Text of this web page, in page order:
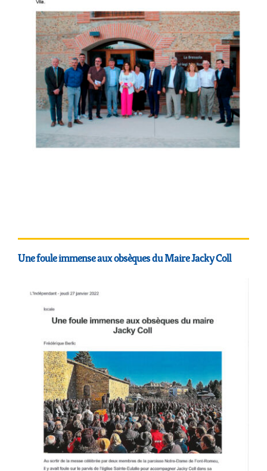
Une foule immense aux obsèques du Maire Jacky Coll